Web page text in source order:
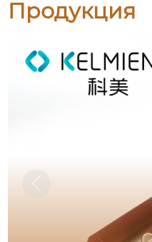
Продукция